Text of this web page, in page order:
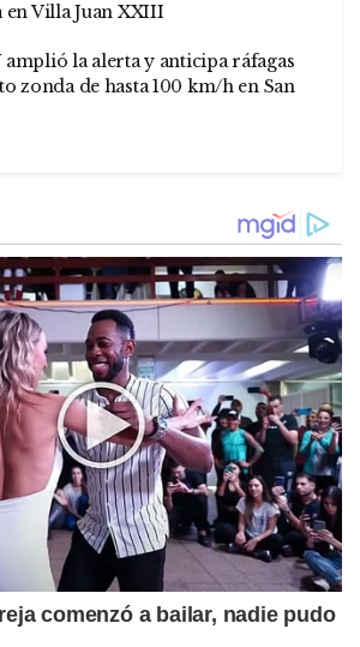
en Villa Juan XXIII
amplió la alerta y anticipa ráfagas
zonda de hasta 100 km/h en San